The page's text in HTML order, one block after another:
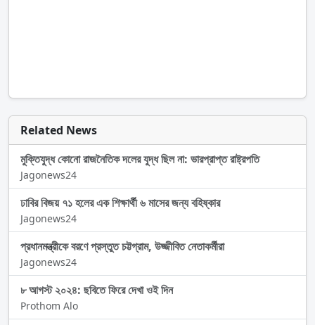
Related News
মুক্তিযুদ্ধ কোনো রাজনৈতিক দলের যুদ্ধ ছিল না: ভারপ্রাপ্ত রাষ্ট্রপতি
Jagonews24
ঢাবির বিজয় ৭১ হলের এক শিক্ষার্থী ৬ মাসের জন্য বহিষ্কার
Jagonews24
প্রধানমন্ত্রীকে বরণে প্রস্তুত চট্টগ্রাম, উজ্জীবিত নেতাকর্মীরা
Jagonews24
৮ আগস্ট ২০২৪: ছবিতে ফিরে দেখা ওই দিন
Prothom Alo